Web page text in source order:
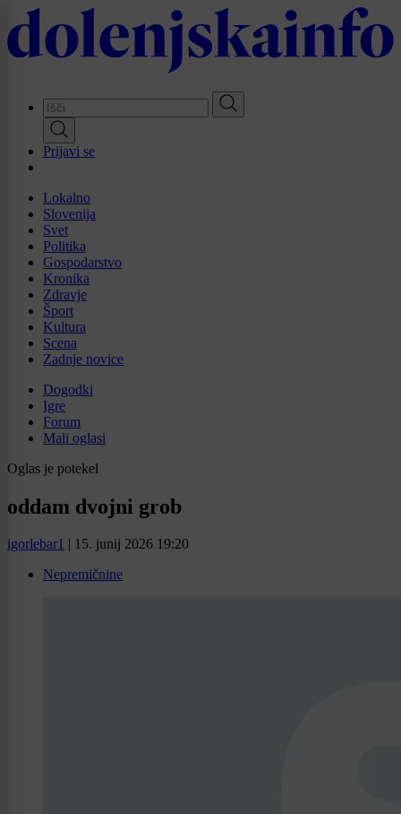
Skip
to
main
Prijavi se
Lokalno
Slovenija
Svet
Politika
Gospodarstvo
Kronika
Zdravje
Šport
Kultura
Scena
Zadnje novice
Dogodki
Igre
Forum
Mali oglasi
Oglas je potekel
oddam dvojni grob
igorlebar1 | 15. junij 2026 19:20
Nepremičnine